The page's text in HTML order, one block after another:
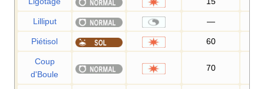
Lilliput —
Piétisol 60
Coup
d'Boule
70